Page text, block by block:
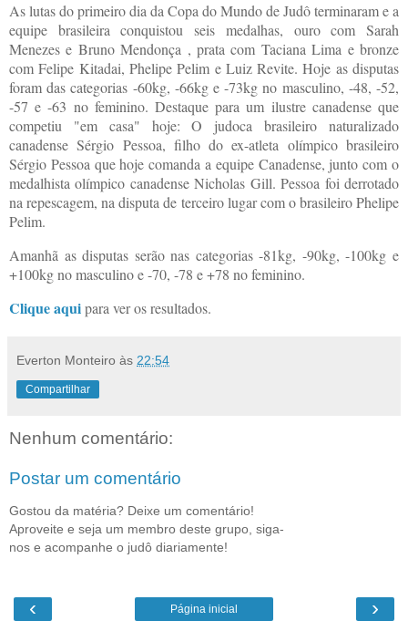
As lutas do primeiro dia da Copa do Mundo de Judô terminaram e a
equipe brasileira conquistou seis medalhas, ouro com Sarah
Menezes e Bruno Mendonça , prata com Taciana Lima e bronze
comFelipe Kitadai, Phelipe Pelim e Luiz Revite.Hoje as disputas
foram das categorias -60kg, -66kg e -73kg no masculino, -48, -52,
-57 e -63 no feminino. Destaque para um ilustre canadense que
competiu "em casa" hoje: O judoca brasileiro naturalizado
canadense Sérgio Pessoa, filho do ex-atleta olímpico brasileiro
Sérgio Pessoa que hoje comanda a equipe Canadense, junto com o
medalhista olímpico canadense Nicholas Gill. Pessoa foi derrotado
na repescagem, na disputa de terceiro lugar com o brasileiro Phelipe
Pelim.
Amanhã as disputas serão nas categorias -81kg, -90kg, -100kg e
+100kg no masculino e -70, -78 e +78 no feminino.
Clique aquipara ver os resultados.
Everton Monteiro às 22:54
Compartilhar
Nenhum comentário:
Postar um comentário
Gostou da matéria? Deixe um comentário!
Aproveite e seja um membro deste grupo, siga-
nos e acompanhe o judô diariamente!
‹ ›
Página inicial